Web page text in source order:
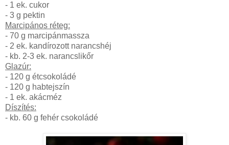
- 1 ek. cukor
- 3 g pektin
Marcipános réteg:
- 70 g marcipánmassza
- 2 ek. kandírozott narancshéj
- kb. 2-3 ek. narancslikőr
Glazúr:
- 120 g étcsokoládé
- 120 g habtejszín
- 1 ek. akácméz
Díszítés:
- kb. 60 g fehér csokoládé